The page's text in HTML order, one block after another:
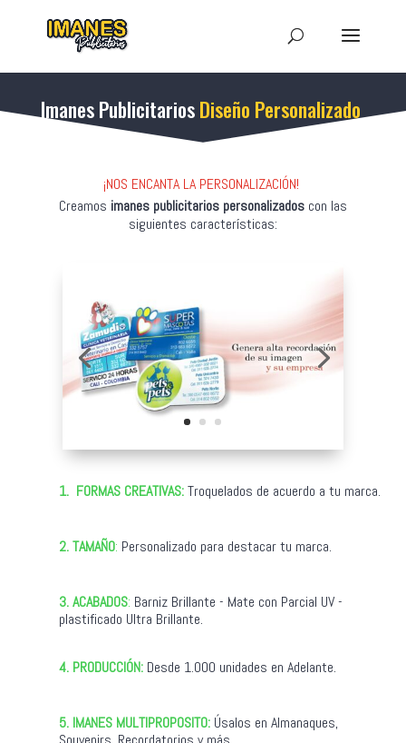
ImanesPublicitariosDiseño Personalizado
¡NOS ENCANTA LA PERSONALIZACIÓN!
Creamos imanes publicitarios personalizadoscon las
siguientes características:
1. FORMAS CREATIVAS:Troquelados de acuerdo a tu marca.
2.TAMAÑO: Personalizado para destacar tu marca.
3.ACABADOS: Barniz Brillante - Mate con Parcial UV -
plastificado Ultra Brillante.
4. PRODUCCIÓN: Desde 1.000 unidades en Adelante.
5. IMANES MULTIPROPOSITO: Úsalos en Almanaques,